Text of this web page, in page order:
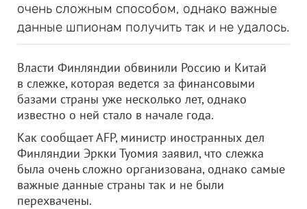
очень сложным способом, однако важные
данные шпионам получить так и не удалось.
Власти Финляндии обвинили Россию и Китай
в слежке, которая ведется за финансовыми
базами страны уже несколько лет, однако
известно о ней стало в начале года.
Как сообщает AFP, министр иностранных дел
Финляндии Эркки Туомия заявил, что слежка
была очень сложно организована, однако самые
важные данные страны так и не были
перехвачены.